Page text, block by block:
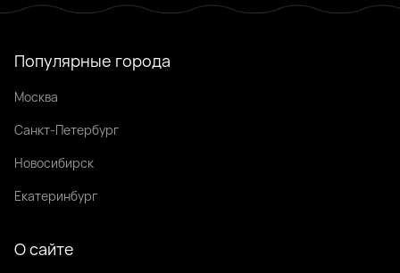
Популярные города
Москва
Санкт-Петербург
Новосибирск
Екатеринбург
О сайте